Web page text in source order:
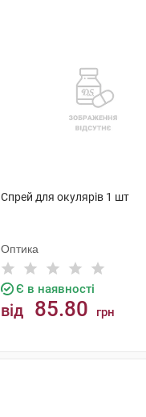
Спрей для окулярів 1 шт
Оптика
Є в наявності
від 85.80 грн